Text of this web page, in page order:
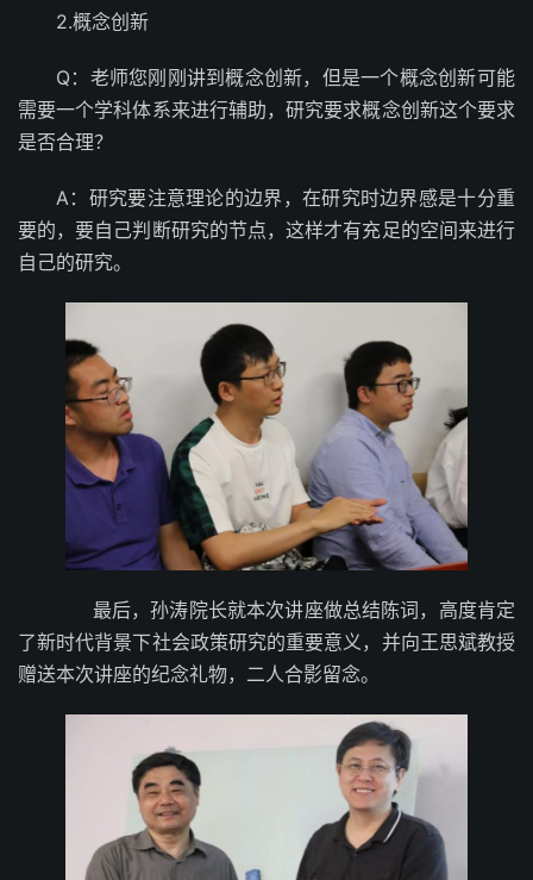
2.概念创新
Q：老师您刚刚讲到概念创新，但是一个概念创新可能
需要一个学科体系来进行辅助，研究要求概念创新这个要求
是否合理？
A：研究要注意理论的边界，在研究时边界感是十分重
要的，要自己判断研究的节点，这样才有充足的空间来进行
自己的研究。
最后，孙涛院长就本次讲座做总结陈词，高度肯定
了新时代背景下社会政策研究的重要意义，并向王思斌教授
赠送本次讲座的纪念礼物，二人合影留念。